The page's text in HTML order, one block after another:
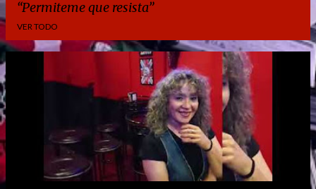
Permiteme que resista
VER TODO
E
n
t
r
a
d